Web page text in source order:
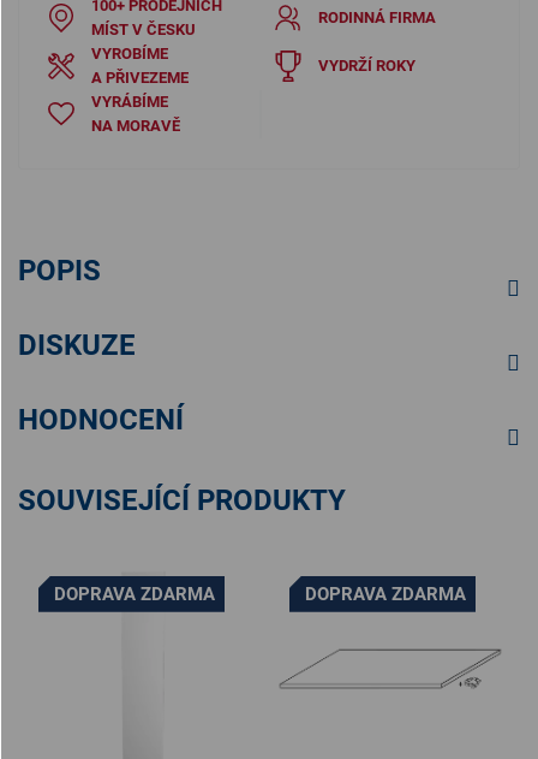
100+ PRODEJNÍCH
MÍST V ČESKU
RODINNÁ FIRMA
VYROBÍME
A PŘIVEZEME
VYDRŽÍ ROKY
VYRÁBÍME
NA MORAVĚ
POPIS
DISKUZE
HODNOCENÍ
SOUVISEJÍCÍ PRODUKTY
DOPRAVA ZDARMA DOPRAVA ZDARMA